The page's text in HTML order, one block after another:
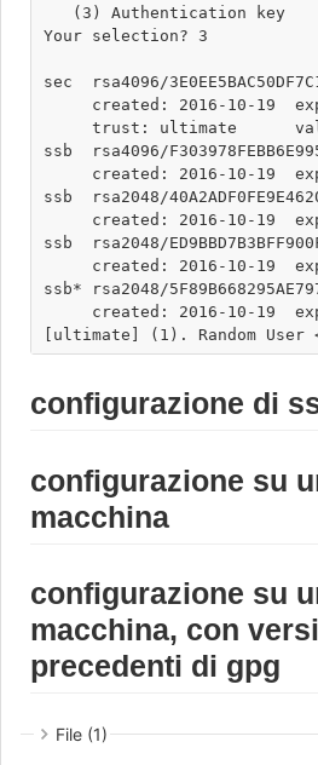
   (3) Authentication key
Your selection? 3
sec  rsa4096/
created: 2016-10-19
trust: ultimate
ssb  rsa4096/
created: 2016-10-19
ssb  rsa2048/
created: 2016-10-19
ssb  rsa2048/
created: 2016-10-19
ssb* rsa2048/
created: 2016-10-19
configurazione di
configurazione su
macchina
configurazione su
macchina, con
precedenti di gpg
File (1)